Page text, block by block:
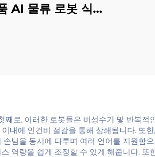
AI 물류 로봇 식당
로, 이러한 로봇들은 비성수기 및 반복적
내에 인건비 절감을 통해 상쇄됩니다. 또
님을 동시에 다루며 여러 언어를 지원함
역량을 쉽게 조정할 수 있게 해줍니다. 또